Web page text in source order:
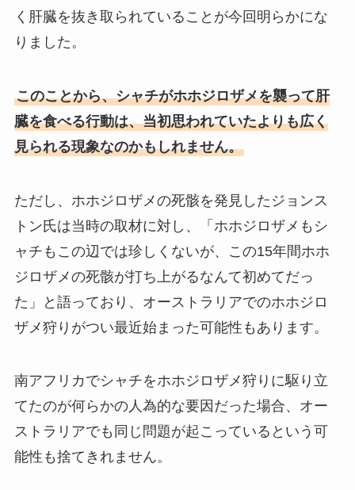
く肝臓を抜き取られていることが今回明らかにな
りました。
このことから、シャチがホホジロザメを襲って肝
臓を食べる行動は、当初思われていたよりも広く
見られる現象なのかもしれません。
ただし、ホホジロザメの死骸を発見したジョンス
トン氏は当時の取材に対し、「ホホジロザメもシ
ャチもこの辺では珍しくないが、この15年間ホホ
ジロザメの死骸が打ち上がるなんて初めてだっ
た」と語っており、オーストラリアでのホホジロ
ザメ狩りがつい最近始まった可能性もあります。
南アフリカでシャチをホホジロザメ狩りに駆り立
てたのが何らかの人為的な要因だった場合、オー
ストラリアでも同じ問題が起こっているという可
能性も捨てきれません。